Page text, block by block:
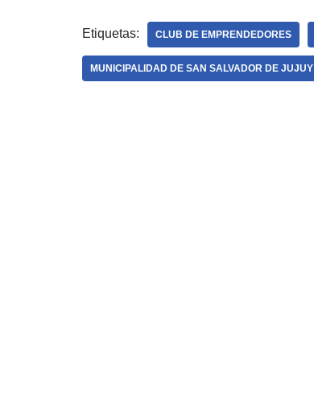
Etiquetas: CLUB DE EMPRENDEDORES
MUNICIPALIDAD DE SAN SALVADOR DE JUJUY